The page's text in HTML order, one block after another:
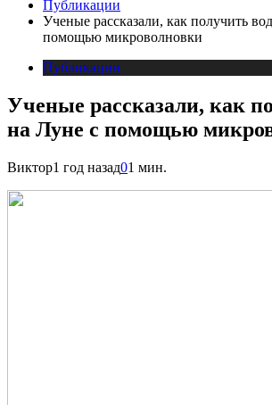
Публикации
Ученые рассказали, как получить
помощью микроволновки
Публикации
Ученые рассказали, как
на Луне с помощью
Виктор1 год назад01 мин.